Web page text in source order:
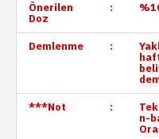
Önerilen
Doz
:
Demlenme :
***Not :
n-